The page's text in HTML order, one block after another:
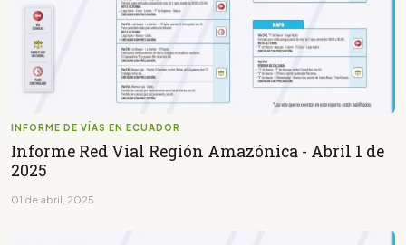
INFORME DE VÍAS EN ECUADOR
Informe Red Vial Región Amazónica - Abril 1 de
2025
01 de abril, 2025